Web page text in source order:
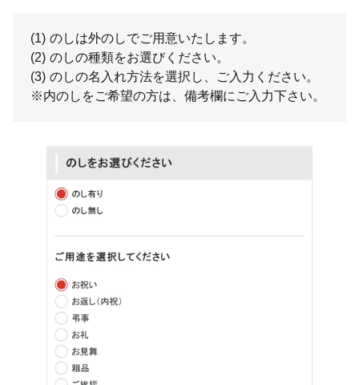
(1) のしは外のしでご用意いたします。
(2) のしの種類をお選びください。
(3) のしの名入れ方法を選択し、ご入力ください。
※内のしをご希望の方は、備考欄にご入力下さい。